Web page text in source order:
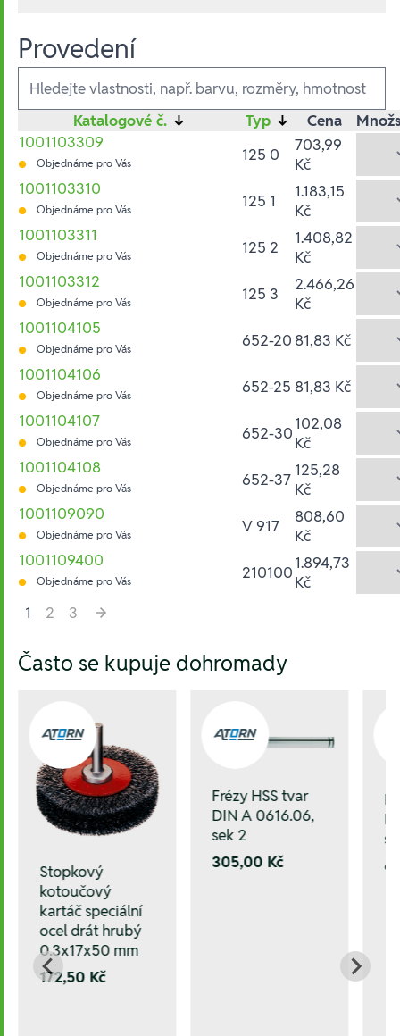
Provedení
Ausführungen
Katalogové č. ↓ Typ ↓ Cena
1001103309
Objednáme pro Vás 125 0
703,99
Kč
1001103310
Objednáme pro Vás 125 1
1.183,15
Kč
1001103311
Objednáme pro Vás 125 2
1.408,82
Kč
1001103312
Objednáme pro Vás 125 3
2.466,26
Kč
1001104105
Objednáme pro Vás 652-20 81,83 Kč
1001104106
Objednáme pro Vás 652-25 81,83 Kč
1001104107
Objednáme pro Vás 652-30102,08
Kč
1001104108
Objednáme pro Vás 652-37 125,28
Kč
1001109090
Objednáme pro Vás V 917
808,60
Kč
1001109400
Objednáme pro Vás 2101001.894,73
Kč
1
2
3
Často se kupuje dohromady
Stopkový
kotoučový
kartáč speciální
ocel drát hrubý
0.3x17x50 mm
172,50 Kč
Frézy HSS tvar
DIN A 0616.06,
sek 2
305,00 Kč